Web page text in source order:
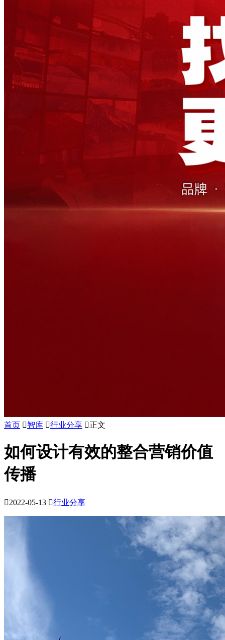
首页 智库 行业分享 正文
如何设计有效的整合营销价值
传播
2022-05-13 行业分享